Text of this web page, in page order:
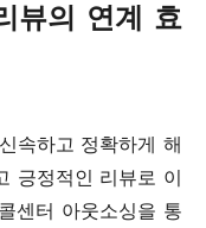
뷰의 연계 효
속하고 정확하게 해
긍정적인 리뷰로 이
센터 아웃소싱을 통